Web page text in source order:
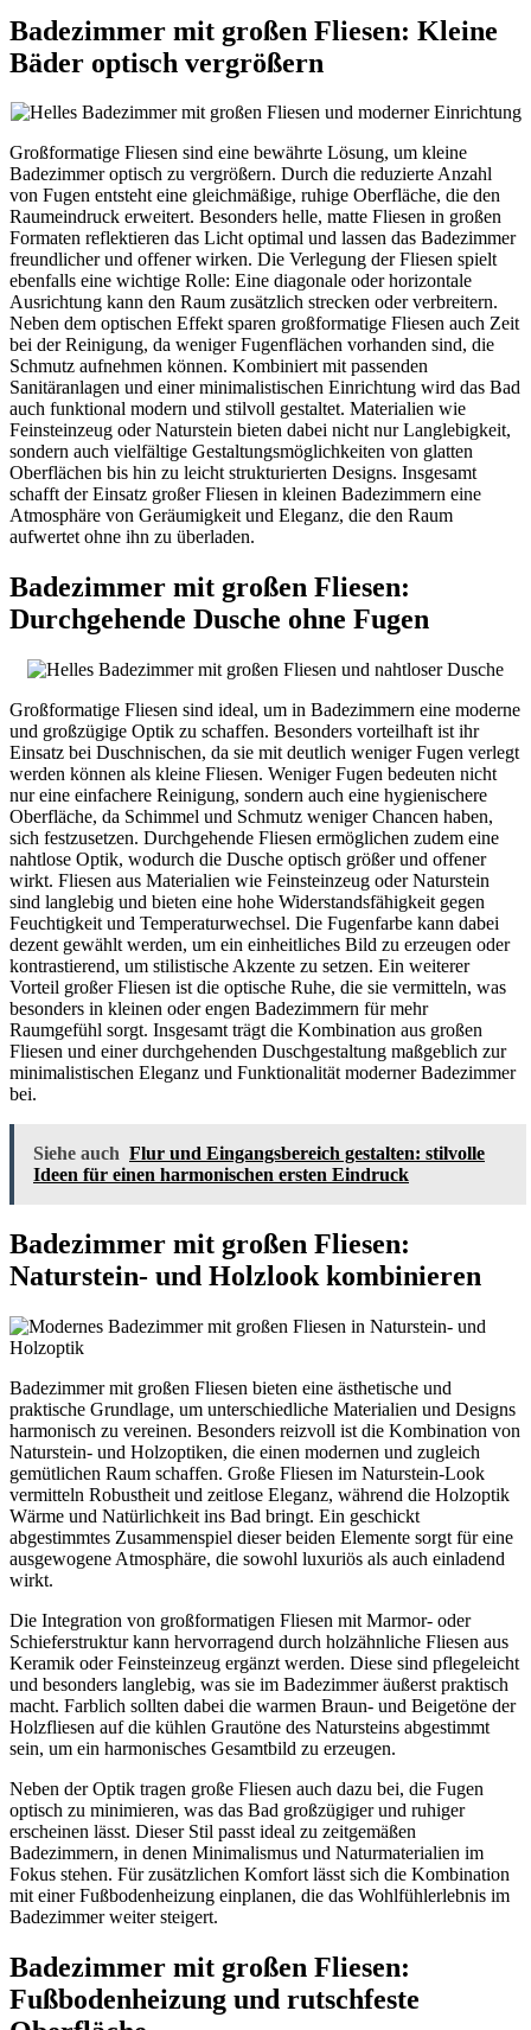
Badezimmer mit großen Fliesen: Kleine
Bäder optisch vergrößern
Großformatige Fliesen sind eine bewährte Lösung, um kleine
Badezimmer optisch zu vergrößern. Durch die reduzierte Anzahl
von Fugen entsteht eine gleichmäßige, ruhige Oberfläche, die den
Raumeindruck erweitert. Besonders helle, matte Fliesen in großen
Formaten reflektieren das Licht optimal und lassen das Badezimmer
freundlicher und offener wirken. Die Verlegung der Fliesen spielt
ebenfalls eine wichtige Rolle: Eine diagonale oder horizontale
Ausrichtung kann den Raum zusätzlich strecken oder verbreitern.
Neben dem optischen Effekt sparen großformatige Fliesen auch Zeit
bei der Reinigung, da weniger Fugenflächen vorhanden sind, die
Schmutz aufnehmen können. Kombiniert mit passenden
Sanitäranlagen und einer minimalistischen Einrichtung wird das Bad
auch funktional modern und stilvoll gestaltet. Materialien wie
Feinsteinzeug oder Naturstein bieten dabei nicht nur Langlebigkeit,
sondern auch vielfältige Gestaltungsmöglichkeiten von glatten
Oberflächen bis hin zu leicht strukturierten Designs. Insgesamt
schafft der Einsatz großer Fliesen in kleinen Badezimmern eine
Atmosphäre von Geräumigkeit und Eleganz, die den Raum
aufwertet ohne ihn zu überladen.
Badezimmer mit großen Fliesen:
Durchgehende Dusche ohne Fugen
Großformatige Fliesen sind ideal, um in Badezimmern eine moderne
und großzügige Optik zu schaffen. Besonders vorteilhaft ist ihr
Einsatz bei Duschnischen, da sie mit deutlich weniger Fugen verlegt
werden können als kleine Fliesen. Weniger Fugen bedeuten nicht
nur eine einfachere Reinigung, sondern auch eine hygienischere
Oberfläche, da Schimmel und Schmutz weniger Chancen haben,
sich festzusetzen. Durchgehende Fliesen ermöglichen zudem eine
nahtlose Optik, wodurch die Dusche optisch größer und offener
wirkt. Fliesen aus Materialien wie Feinsteinzeug oder Naturstein
sind langlebig und bieten eine hohe Widerstandsfähigkeit gegen
Feuchtigkeit und Temperaturwechsel. Die Fugenfarbe kann dabei
dezent gewählt werden, um ein einheitliches Bild zu erzeugen oder
kontrastierend, um stilistische Akzente zu setzen. Ein weiterer
Vorteil großer Fliesen ist die optische Ruhe, die sie vermitteln, was
besonders in kleinen oder engen Badezimmern für mehr
Raumgefühl sorgt. Insgesamt trägt die Kombination aus großen
Fliesen und einer durchgehenden Duschgestaltung maßgeblich zur
minimalistischen Eleganz und Funktionalität moderner Badezimmer
bei.
Siehe auch Flur und Eingangsbereich gestalten: stilvolle
Ideen für einen harmonischen ersten Eindruck
Badezimmer mit großen Fliesen:
Naturstein- und Holzlook kombinieren
Badezimmer mit großen Fliesen bieten eine ästhetische und
praktische Grundlage, um unterschiedliche Materialien und Designs
harmonisch zu vereinen. Besonders reizvoll ist die Kombination von
Naturstein- und Holzoptiken, die einen modernen und zugleich
gemütlichen Raum schaffen. Große Fliesen im Naturstein-Look
vermitteln Robustheit und zeitlose Eleganz, während die Holzoptik
Wärme und Natürlichkeit ins Bad bringt. Ein geschickt
abgestimmtes Zusammenspiel dieser beiden Elemente sorgt für eine
ausgewogene Atmosphäre, die sowohl luxuriös als auch einladend
wirkt.
Die Integration von großformatigen Fliesen mit Marmor- oder
Schieferstruktur kann hervorragend durch holzähnliche Fliesen aus
Keramik oder Feinsteinzeug ergänzt werden. Diese sind pflegeleicht
und besonders langlebig, was sie im Badezimmer äußerst praktisch
macht. Farblich sollten dabei die warmen Braun- und Beigetöne der
Holzfliesen auf die kühlen Grautöne des Natursteins abgestimmt
sein, um ein harmonisches Gesamtbild zu erzeugen.
Neben der Optik tragen große Fliesen auch dazu bei, die Fugen
optisch zu minimieren, was das Bad großzügiger und ruhiger
erscheinen lässt. Dieser Stil passt ideal zu zeitgemäßen
Badezimmern, in denen Minimalismus und Naturmaterialien im
Fokus stehen. Für zusätzlichen Komfort lässt sich die Kombination
mit einer Fußbodenheizung einplanen, die das Wohlfühlerlebnis im
Badezimmer weiter steigert.
Badezimmer mit großen Fliesen:
Fußbodenheizung und rutschfeste